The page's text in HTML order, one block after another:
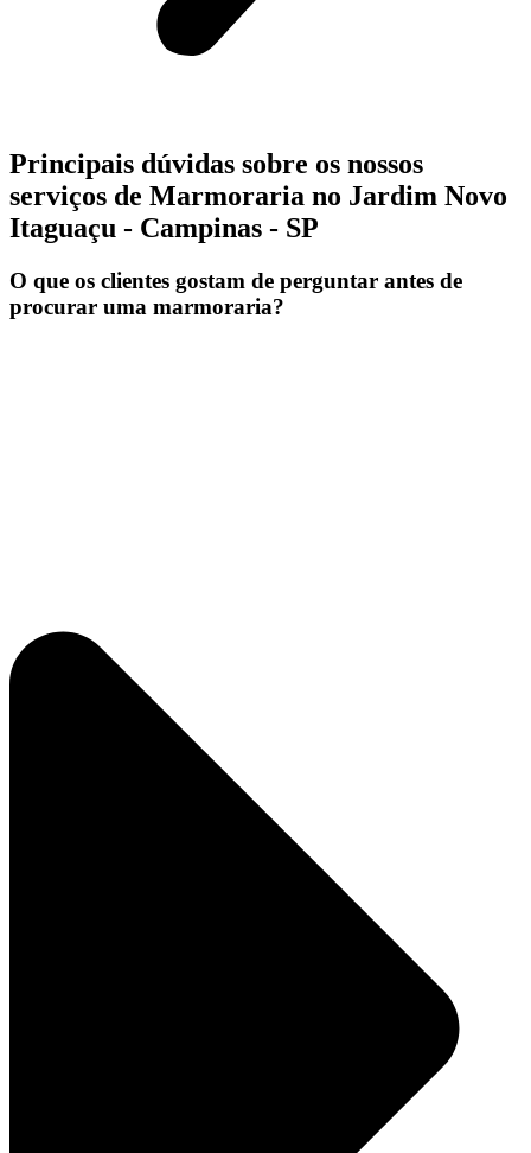
Principais dúvidas sobre os nossos
serviços de Marmoraria no Jardim Novo
Itaguaçu - Campinas - SP
O que os clientes gostam de perguntar antes de
procurar uma marmoraria?